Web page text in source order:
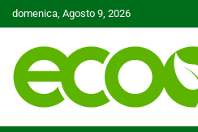
Skip
to
domenica, Agosto 9, 2026